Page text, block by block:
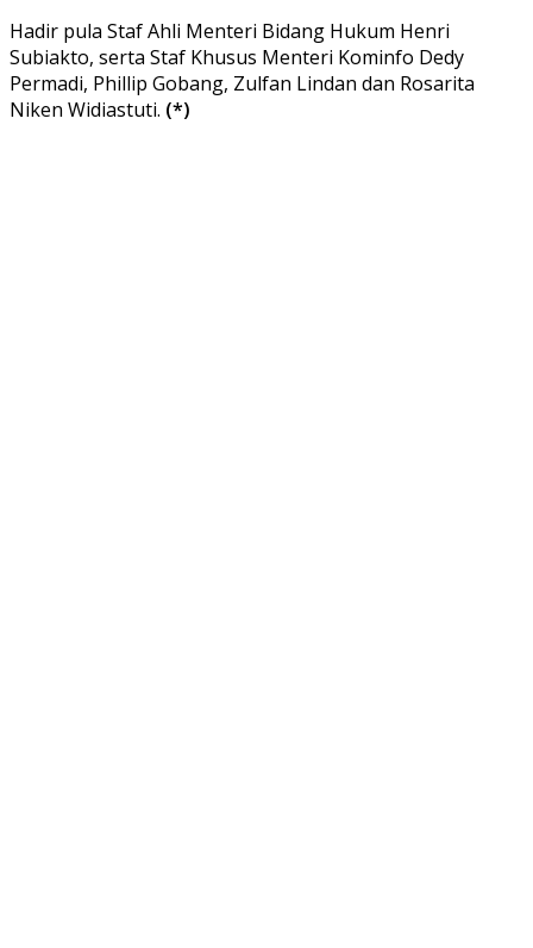
Hadir pula Staf Ahli Menteri Bidang Hukum Henri
Subiakto, serta Staf Khusus Menteri Kominfo Dedy
Permadi, Phillip Gobang, Zulfan Lindan dan Rosarita
Niken Widiastuti. (*)